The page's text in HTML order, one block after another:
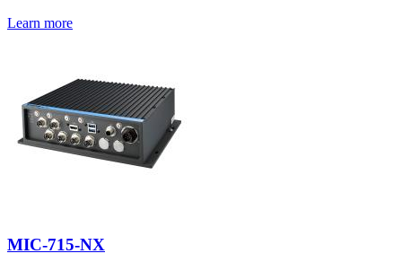
Learn more
MIC-715-NX